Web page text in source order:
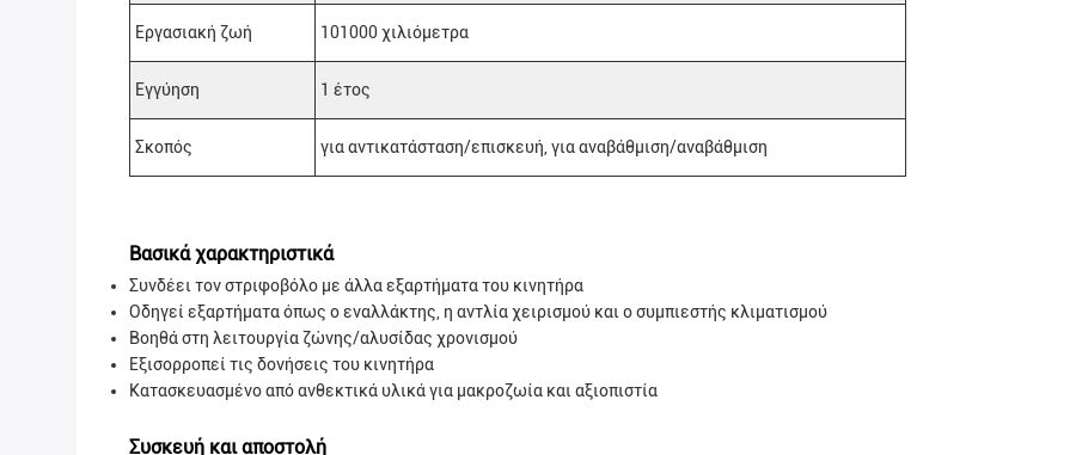
Εργασιακή ζωή 101000 χιλιόμετρα
Εγγύηση 1 έτος
Σκοπός για αντικατάσταση/επισκευή, για αναβάθμιση/αναβάθμιση
Βασικά χαρακτηριστικά
Συνδέει τον στριφοβόλο με άλλα εξαρτήματα του κινητήρα
Οδηγεί εξαρτήματα όπως ο εναλλάκτης, η αντλία χειρισμού και ο συμπιεστής κλιματισμού
Βοηθά στη λειτουργία ζώνης/αλυσίδας χρονισμού
Εξισορροπεί τις δονήσεις του κινητήρα
Κατασκευασμένο από ανθεκτικά υλικά για μακροζωία και αξιοπιστία
Συσκευή και αποστολή